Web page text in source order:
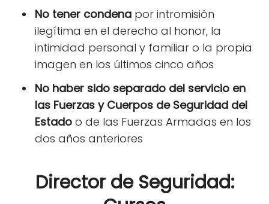
No tener condena por intromisión
ilegítima en el derecho al honor, la
intimidad personal y familiar o la propia
imagen en los últimos cinco años
No haber sido separado del servicio en
las Fuerzas y Cuerpos de Seguridad del
Estado o de las Fuerzas Armadas en los
dos años anteriores
Director de Seguridad: